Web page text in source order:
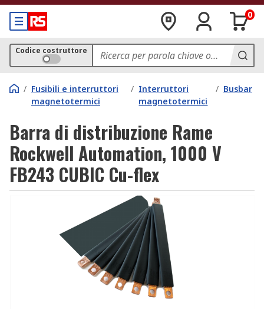
0
Codice costruttore
/ Fusibili e interruttori
magnetotermici
/ Interruttori
magnetotermici
/ Busbar
Barra di distribuzione Rame
Rockwell Automation, 1000 V
FB243 CUBIC Cu-flex